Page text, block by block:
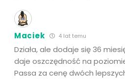
Maciek 4 lat temu
Działa, ale dodaje się 36
daje oszczędność na
Passa za cenę dwóch